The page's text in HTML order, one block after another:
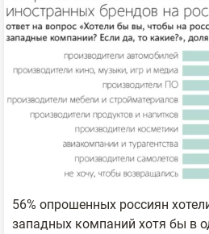
56% опрошенных россиян
западных компаний хотя бы в